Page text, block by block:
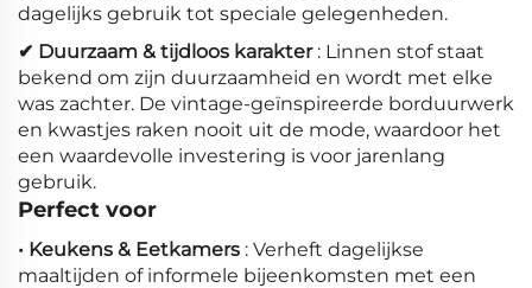
dagelijks gebruik tot speciale gelegenheden.
✔ Duurzaam & tijdloos karakter : Linnen stof staat
bekend om zijn duurzaamheid en wordt met elke
was zachter. De vintage-geïnspireerde borduurwerk
en kwastjes raken nooit uit de mode, waardoor het
een waardevolle investering is voor jarenlang
gebruik.
Perfect voor
• Keukens & Eetkamers : Verheft dagelijkse
maaltijden of informele bijeenkomsten met een